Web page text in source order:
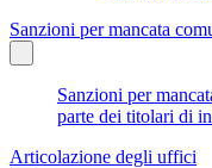
Sanzioni per mancata
Sanzioni per
parte dei titolari di
Articolazione degli uffici